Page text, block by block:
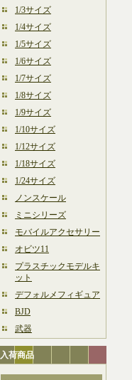
1/3サイズ
1/4サイズ
1/5サイズ
1/6サイズ
1/7サイズ
1/8サイズ
1/9サイズ
1/10サイズ
1/12サイズ
1/18サイズ
1/24サイズ
ノンスケール
ミニシリーズ
モバイルアクセサリー
オビツ11
プラスチックモデルキ
ット
デフォルメフィギュア
BJD
武器
入荷商品